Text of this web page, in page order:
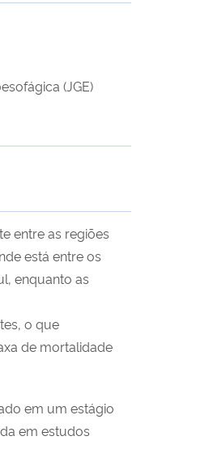
(JGE)
entre as regiões
está entre os
enquanto as
o que
de mortalidade
em um estágio
em estudos